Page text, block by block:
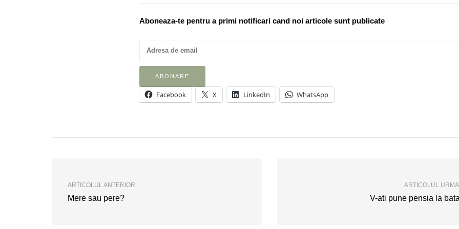
Aboneaza-te pentru a primi notificari cand noi articole sunt publicate
Facebook X LinkedIn WhatsApp
ARTICOLUL ANTERIOR
Mere sau pere?
ARTICOLUL
V-ati pune pensia la